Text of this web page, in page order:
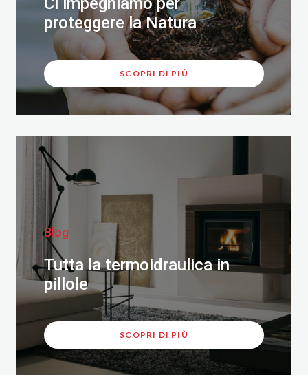
proteggere la Natura
SCOPRI DI PIÙ
Blog
Tutta la termoidraulica in
pillole
SCOPRI DI PIÙ